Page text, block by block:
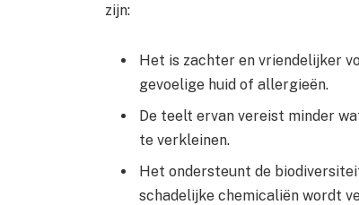
zijn:
Het is zachter en vriendelijker
gevoelige huid of allergieën.
De teelt ervan vereist minder
te verkleinen.
Het ondersteunt de
schadelijke chemicaliën wordt